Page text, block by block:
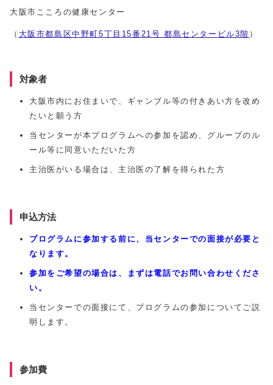
大阪市こころの健康センター
（ 大阪市都島区中野町5丁目15番21号 都島センタービル3階 ）
対象者
大阪市内にお住まいで、ギャンブル等の付きあい方を改め
たいと願う方
当センターが本プログラムへの参加を認め、グループのル
ール等に同意いただいた方
主治医がいる場合は、主治医の了解を得られた方
申込方法
プログラムに参加する前に、当センターでの面接が必要と
なります。
参加をご希望の場合は、まずは電話でお問い合わせくださ
い。
当センターでの面接にて、プログラムの参加についてご説
明します。
参加費